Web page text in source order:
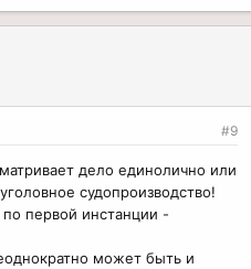
#9
дело единолично или
судопроизводство!
по первой инстанции -
может быть и